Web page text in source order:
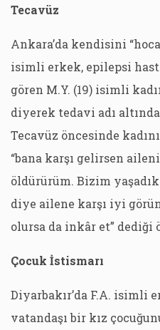
Tecavüz
Ankara’da kendisini
isimli erkek, epilepsi
gören M.Y. (19) isimli
diyerek tedavi adı
Tecavüz öncesinde
“bana karşı gelirsen
öldürürüm. Bizim
diye ailene karşı iyi
olursa da inkâr et” dediği
Çocuk İstismarı
Diyarbakır’da F.A. isimli
vatandaşı bir kız